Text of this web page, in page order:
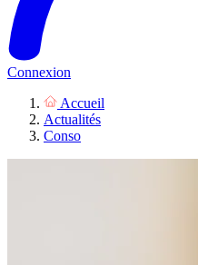
Connexion
Accueil
Actualités
Conso